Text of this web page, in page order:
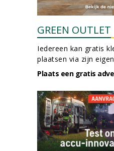
GREEN OUTLET
Iedereen kan gratis
plaatsen via zijn
Plaats een gratis